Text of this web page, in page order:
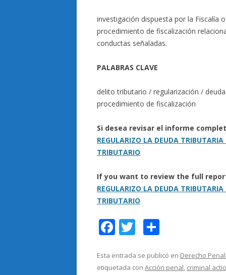
investigación dispuesta por la Fiscalía
procedimiento de fiscalización
conductas señaladas.
PALABRAS CLAVE
delito tributario / regularización /
procedimiento de fiscalización
Si desea revisar el informe
REGULARIZO LA DEUDA
TRIBUTARIO
If you want to review the full report
REGULARIZO LA DEUDA
TRIBUTARIO
F
e
T
itt m
Esta entrada se publicó en Derecho
etiquetada con Acción penal, criminal